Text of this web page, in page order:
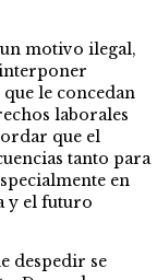
motivo ilegal,
le concedan
laborales
que el
tanto para
en
y el futuro
despedir se